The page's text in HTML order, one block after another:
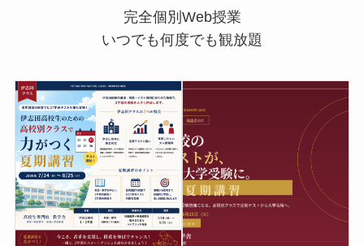
完全個別Web授業
いつでも何度でも観放題